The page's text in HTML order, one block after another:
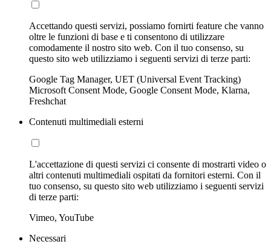
Accettando questi servizi, possiamo fornirti feature che vanno
oltre le funzioni di base e ti consentono di utilizzare
comodamente il nostro sito web. Con il tuo consenso, su
questo sito web utilizziamo i seguenti servizi di terze parti:
Google Tag Manager, UET (Universal Event Tracking)
Microsoft Consent Mode, Google Consent Mode, Klarna,
Freshchat
Contenuti multimediali esterni
L'accettazione di questi servizi ci consente di mostrarti video o
altri contenuti multimediali ospitati da fornitori esterni. Con il
tuo consenso, su questo sito web utilizziamo i seguenti servizi
di terze parti:
Vimeo, YouTube
Necessari